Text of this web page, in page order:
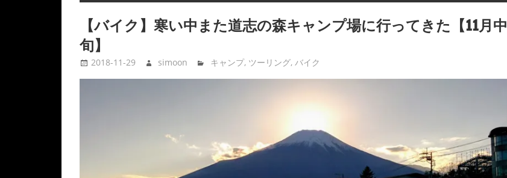
【バイク】寒い中また道志の森キャンプ場に行ってきた【11月中
旬】
2018-11-29 simoon キャンプ, ツーリング, バイク